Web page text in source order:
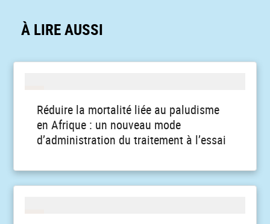
À LIRE AUSSI
Réduire la mortalité liée au paludisme
en Afrique : un nouveau mode
d’administration du traitement à l’essai